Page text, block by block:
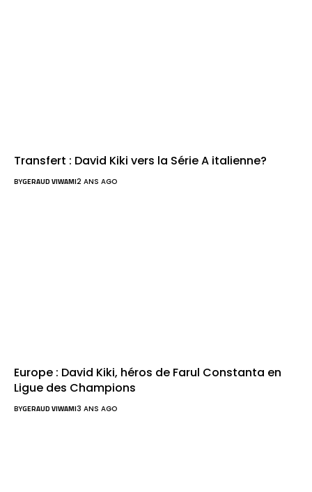
Transfert : David Kiki vers la Série A italienne?
BYGERAUD VIWAMI2 ANS AGO
Europe : David Kiki, héros de Farul Constanta en
Ligue des Champions
BYGERAUD VIWAMI3 ANS AGO